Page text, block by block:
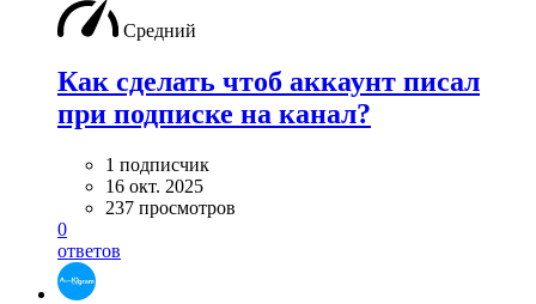
Средний
Как сделать чтоб аккаунт писал
при подписке на канал?
1 подписчик
16 окт. 2025
237 просмотров
0
ответов